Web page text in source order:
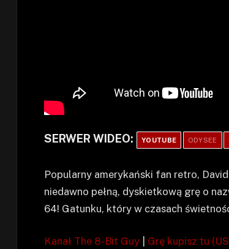
SERWER WIDEO: YOUTUBE ODYSEE
Popularny amerykański fan retro,
niedawno pełną, dyskietkową grę o
64! Gatunku, który w czasach
Kanał The 8-Bit Guy Grę kupisz tu